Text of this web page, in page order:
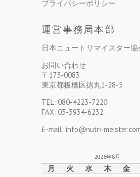
プライバシーポリシー
運営事務局本部
日本ニュートリマイスター協
お問い合わせ
〒175-0083
東京都板橋区徳丸1-28-5
TEL: 080-4223-7220
FAX: 03-3934-6232
E-mail: info@nutri-
2026年8月
月 火 水 木 金